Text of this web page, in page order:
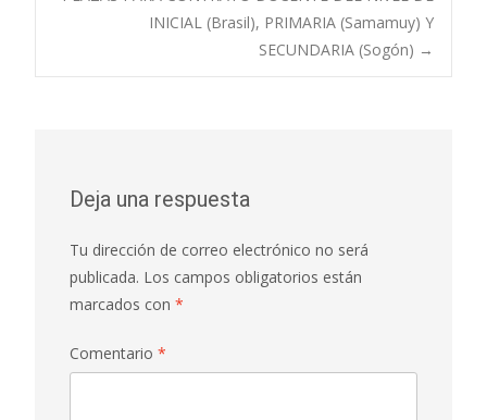
entradas
INICIAL (Brasil), PRIMARIA (Samamuy) Y
SECUNDARIA (Sogón) →
Deja una respuesta
Tu dirección de correo electrónico no será
publicada. Los campos obligatorios están
marcados con *
Comentario *